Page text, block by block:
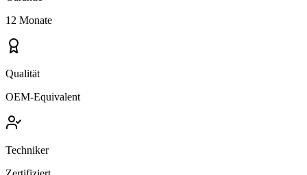
12 Monate
Qualität
OEM-Equivalent
Techniker